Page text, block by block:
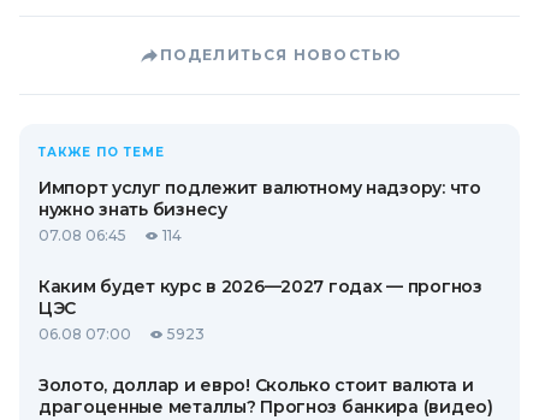
ПОДЕЛИТЬСЯ НОВОСТЬЮ
ТАКЖЕ ПО ТЕМЕ
Импорт услуг подлежит валютному надзору: что
нужно знать бизнесу
07.08 06:45 114
Каким будет курс в 2026—2027 годах — прогноз
ЦЭС
06.08 07:00 5923
Золото, доллар и евро! Сколько стоит валюта и
драгоценные металлы? Прогноз банкира (видео)